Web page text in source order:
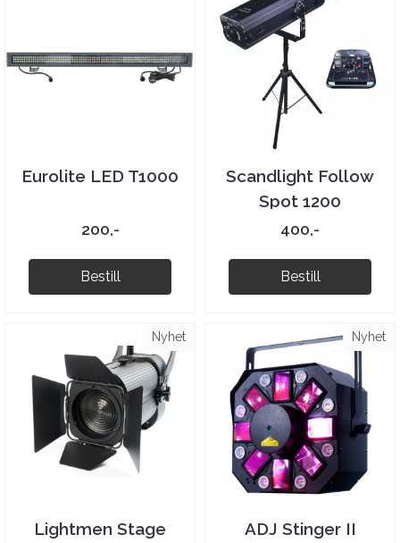
Eurolite LED T1000
200,-
Bestill
Scandlight Follow
Spot 1200
400,-
Bestill
Nyhet
Lightmen Stage
Nyhet
ADJ Stinger II